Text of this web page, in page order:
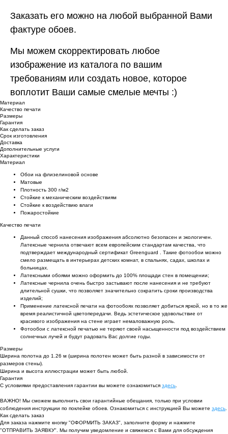
Заказать его можно на любой выбранной Вами
фактуре обоев.
Мы можем скорректировать любое
изображение из каталога по вашим
требованиям или создать новое, которое
воплотит Ваши самые смелые мечты :)
Материал
Качество печати
Размеры
Гарантия
Как сделать заказ
Срок изготовления
Доставка
Дополнительные услуги
Характеристики
Материал
Обои на флизелиновой основе
Матовые
Плотность 300 г/м2
Стойкие к механическим воздействиям
Cтойкие к воздействию влаги
Пожаростойкие
Качество печати
Данный способ нанесения изображения абсолютно безопасен и экологичен.
Латексные чернила отвечают всем европейским стандартам качества, что
подтверждает международный сертификат Greenguard . Такие фотообои можно
смело размещать в интерьерах детских комнат, в спальнях, садах, школах и
больницах.
Латексными обоями можно оформить до 100% площади стен в помещении;
Латексные чернила очень быстро застывают после нанесения и не требуют
длительной сушки, что позволяет значительно сократить сроки производства
изделий;
Применение латексной печати на фотообоях позволяет добиться яркой, но в то же
время реалистичной цветопередачи. Ведь эстетическое удовольствие от
красивого изображения на стене играет немаловажную роль.
Фотообои с латексной печатью не теряют своей насыщенности под воздействием
солнечных лучей и будут радовать Вас долгие годы.
Размеры
Ширина полотна до 1.26 м (ширина полотен может быть разной в зависимости от
размеров стены).
Ширина и высота иллюстрации может быть любой.
Гарантия
С условиями предоставления гарантии вы можете ознакомиться здесь
ВАЖНО! Мы сможем выполнить свои гарантийные обещания, только при условии
соблюдения инструкции по поклейке обоев. Ознакомиться с инструкцией Вы можете здесь
Как сделать заказ
Для заказа нажмите кнопку "ОФОРМИТЬ ЗАКАЗ", заполните форму и нажмите
"ОТПРАВИТЬ ЗАЯВКУ". Мы получим уведомление и свяжемся с Вами для обсуждения